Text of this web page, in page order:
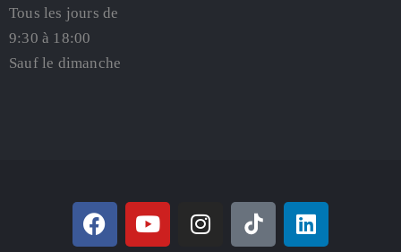
Tous les jours de
9:30 à 18:00
Sauf le dimanche